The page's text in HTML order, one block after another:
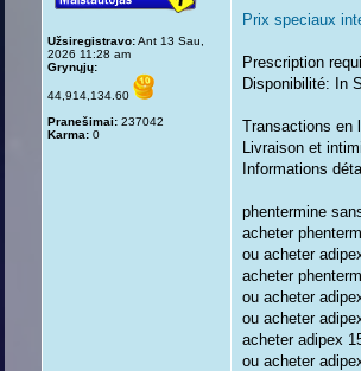
Užsiregistravo:Ant 13 Sau,
2026 11:28 am
Grynųjų:
44,914,134.60
Pranešimai: 237042
Karma: 0
Prix speciaux
Prescription
Disponibilité: In
Transactions en
Livraison et
Informations
phentermine
acheter
ou acheter
acheter
ou acheter
ou acheter
acheter adipex
ou acheter